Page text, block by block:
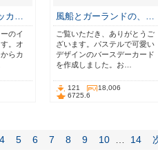
カ…
のイ
。オ
らカ
風船とガーランドの、…
ご覧いただき、ありがとうご
ざいます。パステルで可愛い
デザインのバースデーカード
を作成しました。お…
121
18,006
6725.6
4 5 6 7 8 9 10 14